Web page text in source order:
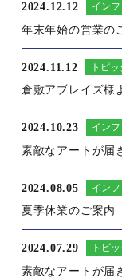
2024.12.12 イン
年末年始の営業の
2024.11.12 トピッ
倉敷アブレイズ様
2024.10.23 イン
素敵なアートが届
2024.08.05 イン
夏季休業のご案内
2024.07.29 トピッ
素敵なアートが届